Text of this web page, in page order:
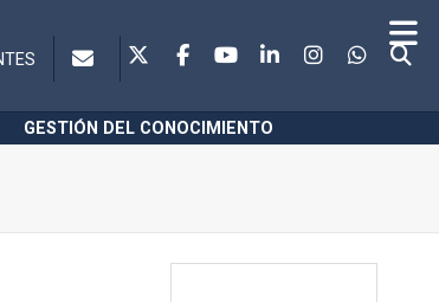
GESTIÓN DEL CONOCIMIENTO